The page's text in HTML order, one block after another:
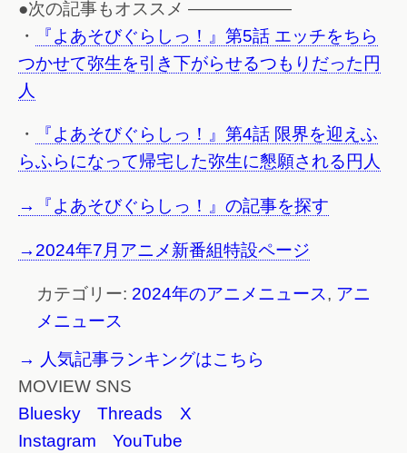
●次の記事もオススメ ——————
・
『よあそびぐらしっ！』第5話 エッチをちら
つかせて弥生を引き下がらせるつもりだった円
人
・
『よあそびぐらしっ！』第4話 限界を迎えふ
らふらになって帰宅した弥生に懇願される円人
→『よあそびぐらしっ！』の記事を探す
→2024年7月アニメ新番組特設ページ
カテゴリー: 2024年のアニメニュース, アニ
メニュース
→ 人気記事ランキングはこちら
MOVIEW SNS
Bluesky
Threads
X
Instagram
YouTube